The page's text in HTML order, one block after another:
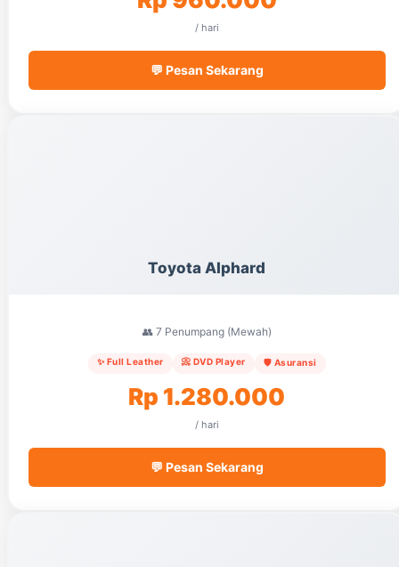
/ hari
💬 Pesan Sekarang
Toyota Alphard
👥 7 Penumpang (Mewah)
✨ Full Leather 📀 DVD Player 🛡️ Asuransi
Rp 1.280.000
/ hari
💬 Pesan Sekarang